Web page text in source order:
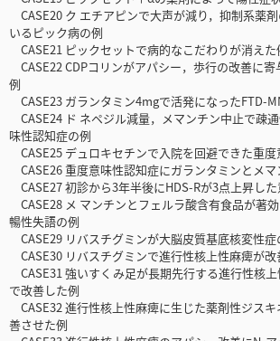
CASE20 ク エチアピンで大声が減り，抑制系薬
いるピック病の例
CASE21 ピックセットで病的なこだわりが消えた
CASE22 CDPコリンがアパシー，歩行の改善に
例
CASE23 ガランタミン4mgで活発になったFTD-
CASE24 ド ネペジル減量，メマンチン中止で疎
味性認知症の例
CASE25 デュロキセチンで入院を回避できた重
CASE26 重度意味性認知症にガランタミンとメ
CASE27 初診から3年半後にHDS-Rが3点上昇し
CASE28 メ マンチンとフェルラ酸含有食品が著
暢性失語の例
CASE29 リバスチグミンが大脳皮質基底核変性
CASE30 リバスチグミンで進行性核上性麻痺が改
CASE31 強いすくみ足が長期先行する進行性核
で改善した例
CASE32 進行性核上性麻痺に生じた薬剤性ジス
善させた例